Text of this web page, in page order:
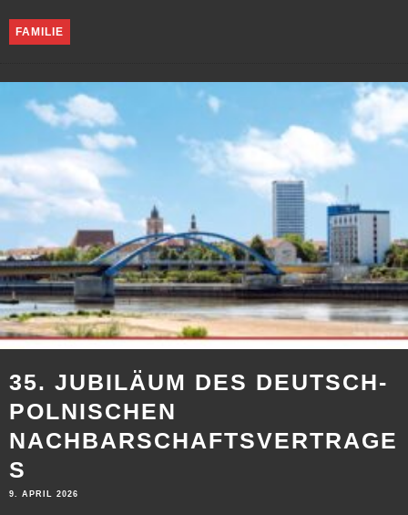
FAMILIE
35. JUBILÄUM DES DEUTSCH-
POLNISCHEN
NACHBARSCHAFTSVERTRAGE
S
9. APRIL 2026